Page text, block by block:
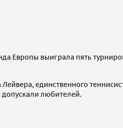
Европы выиграла пять
единственного
любителей.